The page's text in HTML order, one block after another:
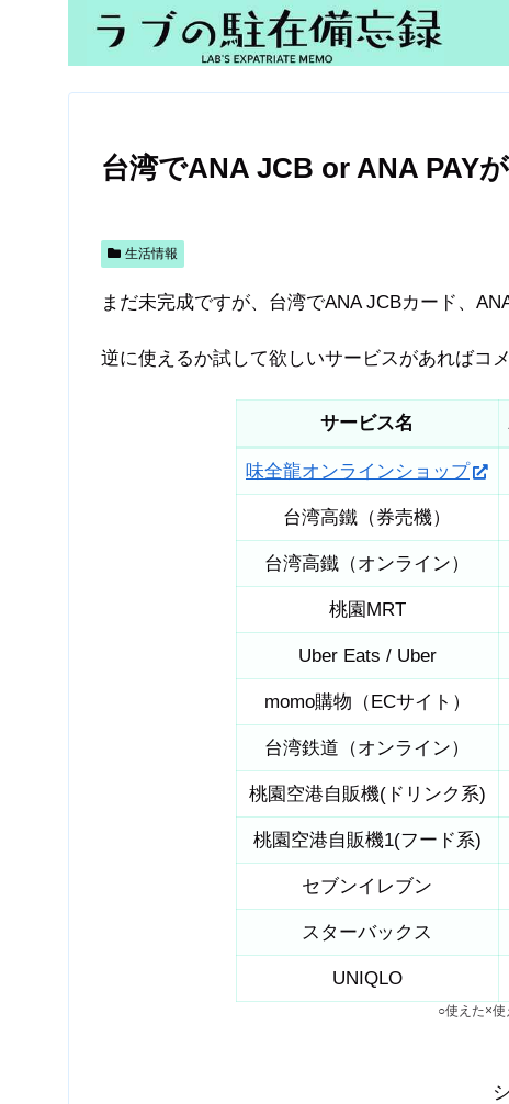
台湾でANA JCB or ANA PAY
生活情報
まだ未完成ですが、台湾でANA JCBカード、
逆に使えるか試して欲しいサービスがあればコ
サービス名
味全龍オンラインショップ
台湾高鐵（券売機）
台湾高鐵（オンライン）
桃園MRT
Uber Eats / Uber
momo購物（ECサイト）
台湾鉄道（オンライン）
桃園空港自販機(ドリンク系)
桃園空港自販機1(フード系)
セブンイレブン
スターバックス
UNIQLO
○使えた×